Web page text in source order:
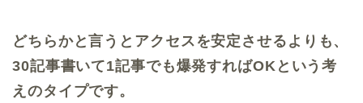
どちらかと言うとアクセスを安定させるよりも、
30記事書いて1記事でも爆発すればOKという考
えのタイプです。